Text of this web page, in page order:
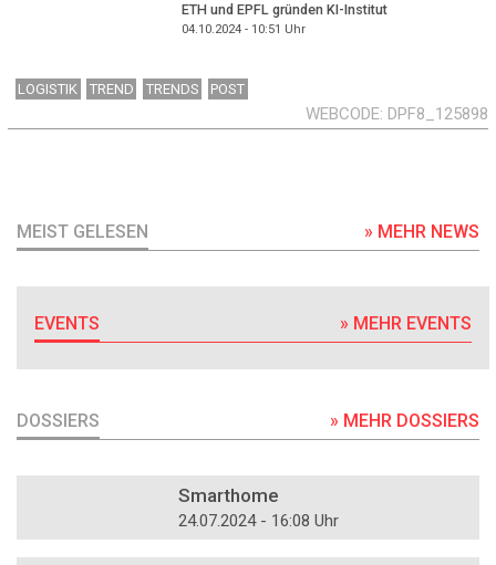
ETH und EPFL gründen KI-Institut
04.10.2024 - 10:51 Uhr
LOGISTIK TREND TRENDS POST
WEBCODE DPF8_125898
MEIST GELESEN » MEHR NEWS
EVENTS » MEHR EVENTS
DOSSIERS » MEHR DOSSIERS
Smarthome
24.07.2024 - 16:08 Uhr